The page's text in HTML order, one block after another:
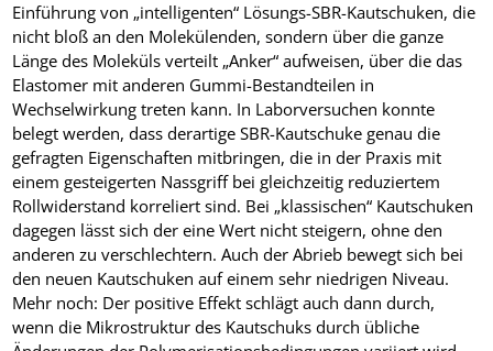
Einführung von „intelligenten“ Lösungs-SBR-Kautschuken, die
nicht bloß an den Molekülenden, sondern über die ganze
Länge des Moleküls verteilt „Anker“ aufweisen, über die das
Elastomer mit anderen Gummi-Bestandteilen in
Wechselwirkung treten kann. In Laborversuchen konnte
belegt werden, dass derartige SBR-Kautschuke genau die
gefragten Eigenschaften mitbringen, die in der Praxis mit
einem gesteigerten Nassgriff bei gleichzeitig reduziertem
Rollwiderstand korreliert sind. Bei „klassischen“ Kautschuken
dagegen lässt sich der eine Wert nicht steigern, ohne den
anderen zu verschlechtern. Auch der Abrieb bewegt sich bei
den neuen Kautschuken auf einem sehr niedrigen Niveau.
Mehr noch: Der positive Effekt schlägt auch dann durch,
wenn die Mikrostruktur des Kautschuks durch übliche